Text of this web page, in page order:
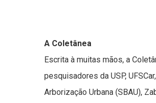
A Coletânea
Escrita à muitas mãos, a
pesquisadores da USP,
Arborização Urbana (SBAU),